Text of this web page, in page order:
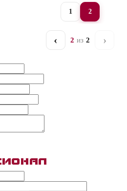
‹Назад
1 2
2 из 2 ›